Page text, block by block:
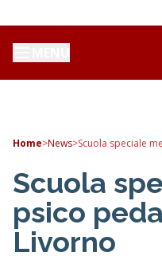
Home>News>Scuola speciale
Scuola
psico
Livorno